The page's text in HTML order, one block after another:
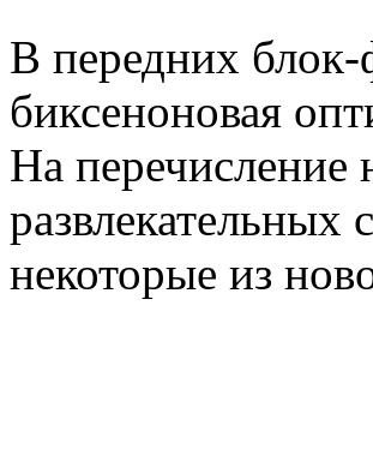
В передних блок-
биксеноновая
На
некоторые из